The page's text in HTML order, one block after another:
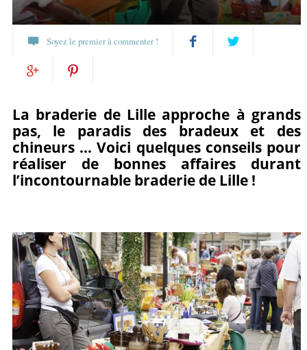
Soyez le premier à commenter !
Facebook
sur
Google+
La braderie de Lille approche à grands
pas, le paradis des bradeux et des
chineurs … Voici quelques conseils pour
réaliser de bonnes affaires durant
l’incontournable braderie de Lille !